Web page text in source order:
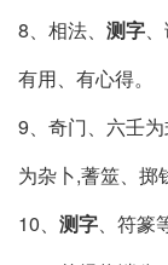
8、相法、 测字
有用、有心得。
9、奇门、六壬
为杂卜,蓍筮、掷
10、 测字、符篆